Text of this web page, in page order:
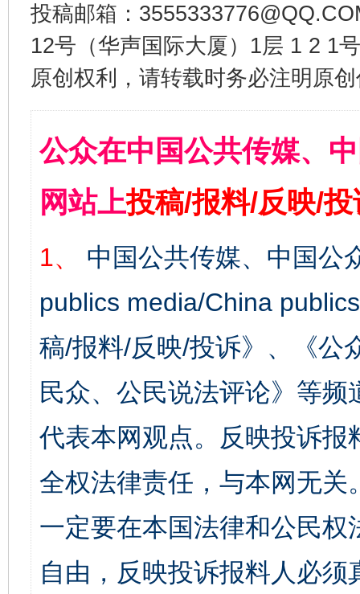
投稿邮箱：
12号（华声国际大厦）1层 1 2 1
原创权利，请转载时务必注明原
公众在中国公共传媒、
网站上投稿/报料/反映/
1、
中国公共传媒、中国公
publics media/China
稿/报料/反映/投诉》、《公
民众、公民说法评论》等
代表本网观点。反映投诉
全权法律责任，与本网无
一定要在本国法律和公民
自由，反映投诉报料人必